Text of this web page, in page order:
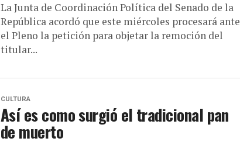
La Junta de Coordinación Política del Senado de la
República acordó que este miércoles procesará ante
el Pleno la petición para objetar la remoción del
titular...
CULTURA
Así es como surgió el tradicional pan
de muerto